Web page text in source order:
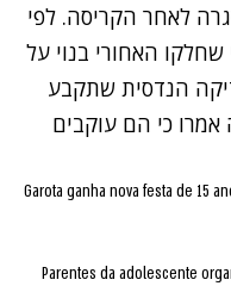
לאחר הקריסה. לפי
האחורי בנוי על
הנדסית שתקבע
כי הם עוקבים
Garota ganha nova festa de 15
Parentes da adolescente